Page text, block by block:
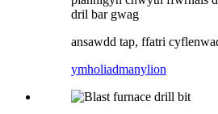
dril bar gwag
ansawdd tap, ffatri
ymholiadmanylion